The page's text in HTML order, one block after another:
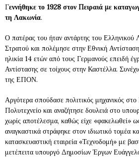
Γεννήθηκε το 1928 στον Πειραιά με
τη Λακωνία.
Ο πατέρας του ήταν αντάρτης του Ελληνικού
Στρατού και πολέμησε στην Εθνική
ηλικία 14 ετών από τους Γερμανούς επειδή
Αντίστασης σε τοίχους στην Καστέλλα.
της ΕΠΟΝ.
Αργότερα σπούδασε πολιτικός μηχανικός
Πολυτεχνείο και αναζήτησε δουλειά στο
χωρίς αποτέλεσμα, καθώς είχε «φακελωθεί»
αναγκαστικά στράφηκε στον ιδιωτικό τομέα
κατασκευαστική εταιρεία «Τεχνοδομή» με
μετέπειτα υπουργό Δημοσίων Έργων